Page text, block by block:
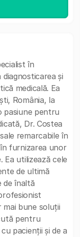
în
și
medicală. Ea
România, la
pasiune pentru
Dr. Costea
remarcabile în
furnizarea unor
Ea utilizează cele
de ultimă
de înaltă
bune soluții
pentru
pacienții și de a